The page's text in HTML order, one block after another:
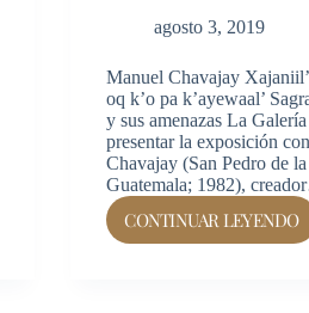
agosto 3, 2019
Manuel Chavajay
oq k’o pa k’ayewaal’
y sus amenazas La
presentar la exposición
Chavajay (San Pedro de
Guatemala; 1982),
CONTINUAR LEYENDO